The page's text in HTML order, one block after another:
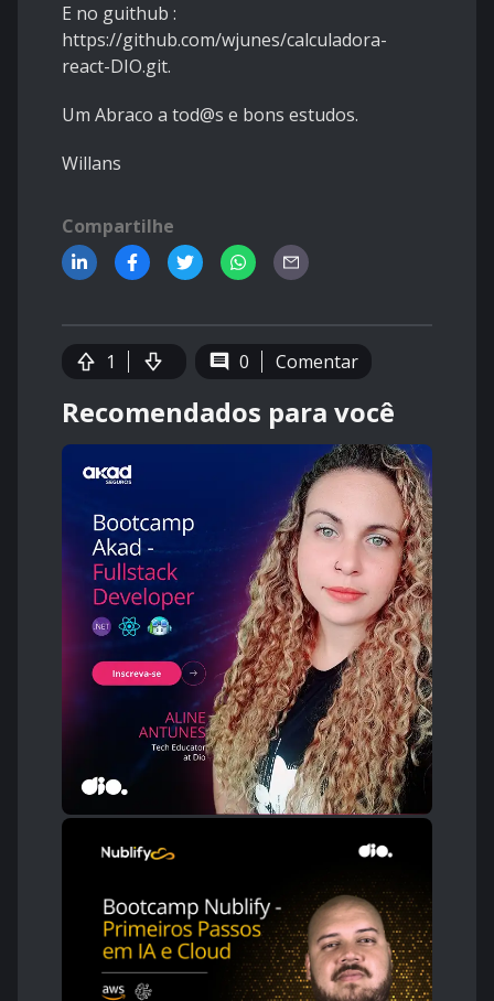
E no guithub :
https://github.com/wjunes/calculadora-
react-DIO.git.
Um Abraco a tod@s e bons estudos.
Willans
Compartilhe
1 0 Comentar
Recomendados para você